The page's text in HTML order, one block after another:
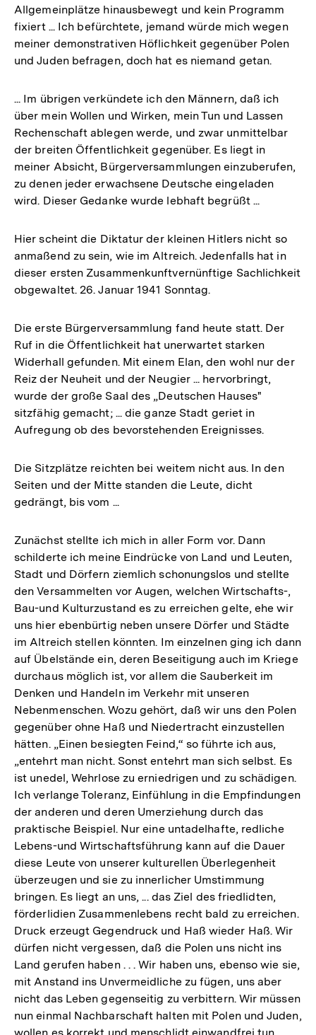
Allgemeinplätze hinausbewegt und kein Programm
fixiert ... Ich befürchtete, jemand würde mich wegen
meiner demonstrativen Höflichkeit gegenüber Polen
und Juden befragen, doch hat es niemand getan.
... Im übrigen verkündete ich den Männern, daß ich
über mein Wollen und Wirken, mein Tun und Lassen
Rechenschaft ablegen werde, und zwar unmittelbar
der breiten Öffentlichkeit gegenüber. Es liegt in
meiner Absicht, Bürgerversammlungen einzuberufen,
zu denen jeder erwachsene Deutsche eingeladen
wird. Dieser Gedanke wurde lebhaft begrüßt ...
Hier scheint die Diktatur der kleinen Hitlers nicht so
anmaßend zu sein, wie im Altreich. Jedenfalls hat in
dieser ersten Zusammenkunftvernünftige Sachlichkeit
obgewaltet. 26. Januar 1941 Sonntag.
Die erste Bürgerversammlung fand heute statt. Der
Ruf in die Öffentlichkeit hat unerwartet starken
Widerhall gefunden. Mit einem Elan, den wohl nur der
Reiz der Neuheit und der Neugier ... hervorbringt,
wurde der große Saal des „Deutschen Hauses"
sitzfähig gemacht; ... die ganze Stadt geriet in
Aufregung ob des bevorstehenden Ereignisses.
Die Sitzplätze reichten bei weitem nicht aus. In den
Seiten und der Mitte standen die Leute, dicht
gedrängt, bis vom ...
Zunächst stellte ich mich in aller Form vor. Dann
schilderte ich meine Eindrücke von Land und Leuten,
Stadt und Dörfern ziemlich schonungslos und stellte
den Versammelten vor Augen, welchen Wirtschafts-,
Bau-und Kulturzustand es zu erreichen gelte, ehe wir
uns hier ebenbürtig neben unsere Dörfer und Städte
im Altreich stellen könnten. Im einzelnen ging ich dann
auf Übelstände ein, deren Beseitigung auch im Kriege
durchaus möglich ist, vor allem die Sauberkeit im
Denken und Handeln im Verkehr mit unseren
Nebenmenschen. Wozu gehört, daß wir uns den Polen
gegenüber ohne Haß und Niedertracht einzustellen
hätten. „Einen besiegten Feind,“ so führte ich aus,
„entehrt man nicht. Sonst entehrt man sich selbst. Es
ist unedel, Wehrlose zu erniedrigen und zu schädigen.
Ich verlange Toleranz, Einfühlung in die Empfindungen
der anderen und deren Umerziehung durch das
praktische Beispiel. Nur eine untadelhafte, redliche
Lebens-und Wirtschaftsführung kann auf die Dauer
diese Leute von unserer kulturellen Überlegenheit
überzeugen und sie zu innerlicher Umstimmung
bringen. Es liegt an uns, ... das Ziel des friedlidten,
förderlidien Zusammenlebens recht bald zu erreichen.
Druck erzeugt Gegendruck und Haß wieder Haß. Wir
dürfen nicht vergessen, daß die Polen uns nicht ins
Land gerufen haben . . . Wir haben uns, ebenso wie sie,
mit Anstand ins Unvermeidliche zu fügen, uns aber
nicht das Leben gegenseitig zu verbittern. Wir müssen
nun einmal Nachbarschaft halten mit Polen und Juden,
wollen es korrekt und menschlidt einwandfrei tun.